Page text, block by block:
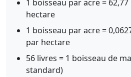
1 boisseau par acre =
hectare
1 boisseau par acre =
par hectare
56 livres = 1 boisseau de
standard)